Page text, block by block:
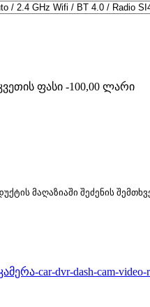
ფასი -100,00 ლარი
მაღაზიაში შეძენის